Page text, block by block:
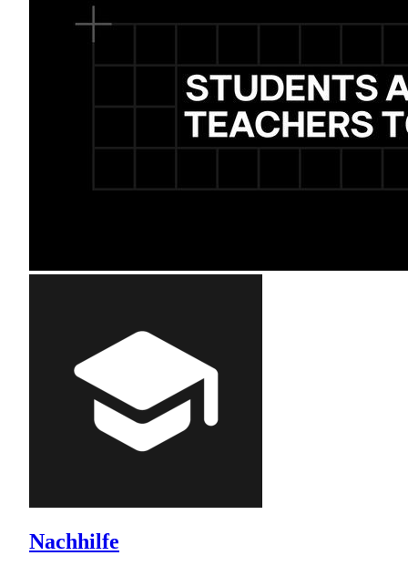
Nachhilfe